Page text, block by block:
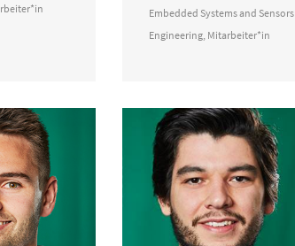
Embedded Systems and Sensors
Engineering Mitarbeiter*in